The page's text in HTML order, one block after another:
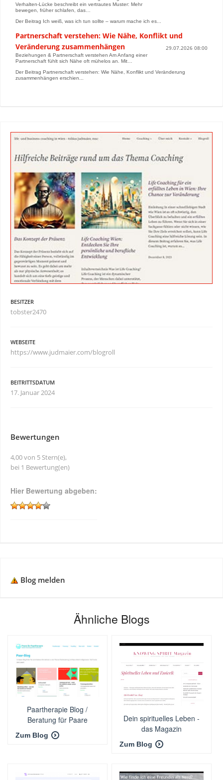
Verhalten-Lücke beschreibt ein vertrautes Muster: Mehr
bewegen, früher schlafen, das…
Der Beitrag Ich weiß, was ich tun sollte – warum mache ich es...
Partnerschaft verstehen: Wie Nähe, Konflikt und
Veränderung zusammenhängen
29.07.2026 08:00
Beziehungen & Partnerschaft verstehen Am Anfang einer
Partnerschaft fühlt sich Nähe oft mühelos an. Mit…
Der Beitrag Partnerschaft verstehen: Wie Nähe, Konflikt und Veränderung
zusammenhängen erschien...
BESITZER
tobster2470
WEBSEITE
https://www.judmaier.com/blogroll
BEITRITTSDATUM
17. Januar 2024
Bewertungen
4,00 von 5 Stern(e),
bei 1 Bewertung(en)
Hier Bewertung abgeben:
Blog melden
Ähnliche Blogs
Paartherapie Blog /
Beratung für Paare
Zum Blog
Dein spirituelles Leben -
das Magazin
Zum Blog